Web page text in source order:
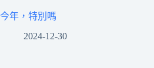
今年，特別嗎
2024-12-30